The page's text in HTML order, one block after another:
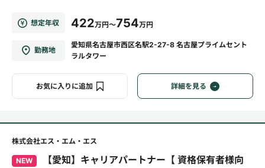
想定年収 422万円～754万円
勤務地
愛知県名古屋市西区名駅2-27-8 名古屋プライムセント
ラルタワー
お気に入りに追加 詳細を見る
株式会社エス・エム・エス
NEW
【愛知】キャリアパートナー【 資格保有者様向